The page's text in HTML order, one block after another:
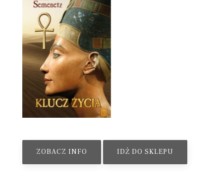
ZOBACZ INFO IDŹ DO SKLEPU